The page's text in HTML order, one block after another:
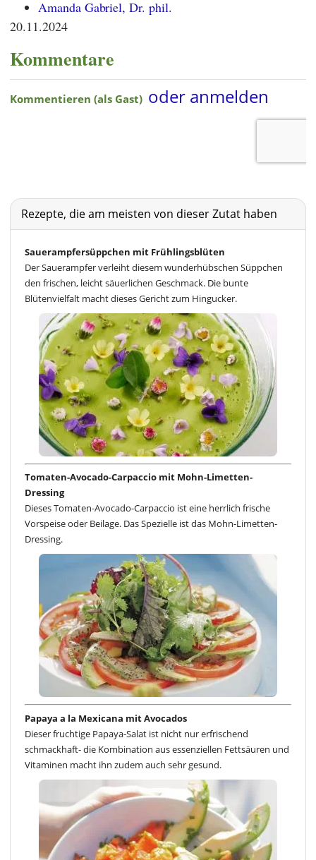
Amanda Gabriel, Dr. phil.
20.11.2024
Kommentare
Rezepte, die am meisten von dieser Zutat haben
Sauerampfersüppchen mit Frühlingsblüten
Der Sauerampfer verleiht diesem wunderhübschen Süppchen
den frischen, leicht säuerlichen Geschmack. Die bunte
Blütenvielfalt macht dieses Gericht zum Hingucker.
Tomaten-Avocado-Carpaccio mit Mohn-Limetten-
Dressing
Dieses Tomaten-Avocado-Carpaccio ist eine herrlich frische
Vorspeise oder Beilage. Das Spezielle ist das Mohn-Limetten-
Dressing.
Papaya a la Mexicana mit Avocados
Dieser fruchtige Papaya-Salat ist nicht nur erfrischend
schmackhaft- die Kombination aus essenziellen Fettsäuren und
Vitaminen macht ihn zudem auch sehr gesund.